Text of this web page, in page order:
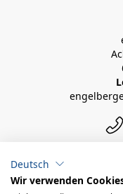
Deutsch
Wir verwenden